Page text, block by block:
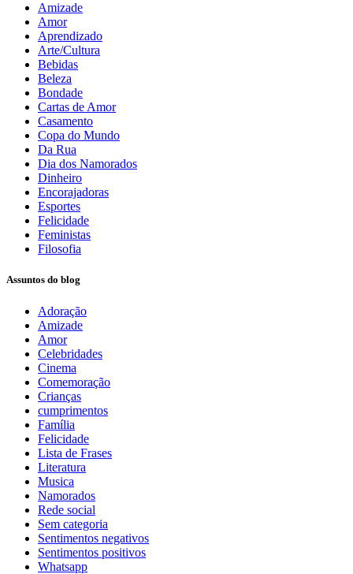
Amizade
Amor
Aprendizado
Arte/Cultura
Bebidas
Beleza
Bondade
Cartas de Amor
Casamento
Copa do Mundo
Da Rua
Dia dos Namorados
Dinheiro
Encorajadoras
Esportes
Felicidade
Feministas
Filosofia
Assuntos do blog
Adoração
Amizade
Amor
Celebridades
Cinema
Comemoração
Crianças
cumprimentos
Família
Felicidade
Lista de Frases
Literatura
Musica
Namorados
Rede social
Sem categoria
Sentimentos negativos
Sentimentos positivos
Whatsapp